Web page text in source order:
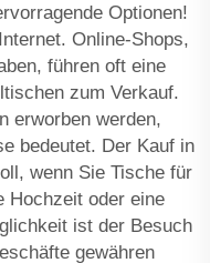
Optionen!
Online-Shops,
führen oft eine
zum Verkauf.
erworben werden,
bedeutet. Der Kauf in
wenn Sie Tische für
Hochzeit oder eine
ist der Besuch
gewähren